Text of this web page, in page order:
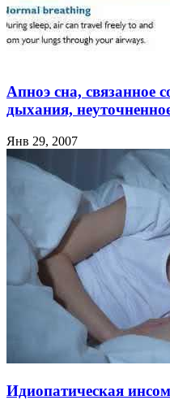
Апноэ сна, связанное
дыхания,
Янв 29, 2007
Идиопатическая